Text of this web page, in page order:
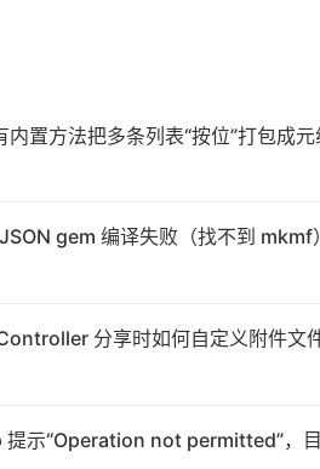
置方法把多条列表“按位”打包成元
gem 编译失败（找不到 mkmf
分享时如何自定义附件文
提示“Operation not permitted”，